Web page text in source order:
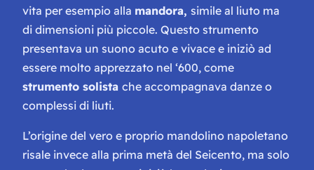
vita per esempio alla mandora, simile al liuto ma
di dimensioni più piccole. Questo strumento
presentava un suono acuto e vivace e iniziò ad
essere molto apprezzato nel ‘600, come
strumento solista che accompagnava danze o
complessi di liuti.
L’origine del vero e proprio mandolino napoletano
risale invece alla prima metà del Seicento, ma solo